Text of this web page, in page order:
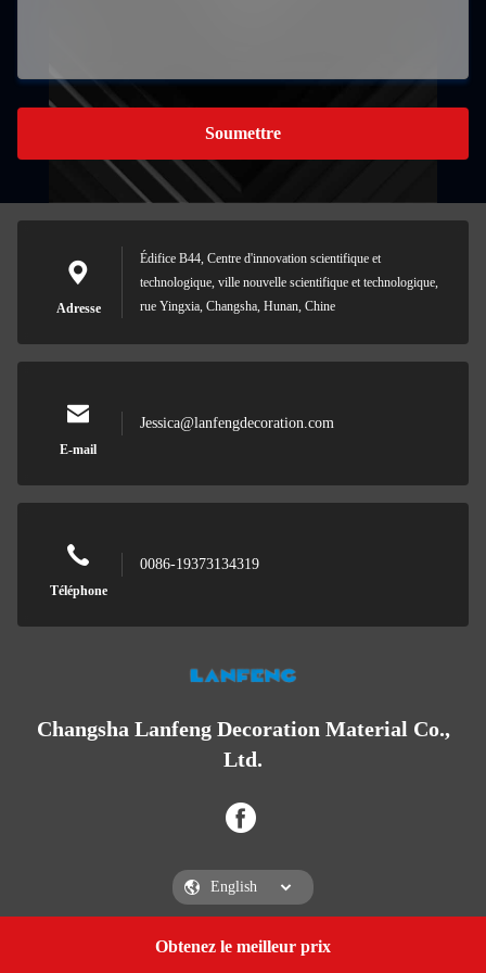
Obtenez le meilleur prix
Soumettre
Adresse
Édifice B44, Centre d'innovation scientifique et
technologique, ville nouvelle scientifique et technologique,
rue Yingxia, Changsha, Hunan, Chine
E-mail
Jessica@lanfengdecoration.com
Téléphone
0086-19373134319
Changsha Lanfeng Decoration Material Co.,
Ltd.
Changsha Lanfeng Decoration Material Co., Ltd.
Get a Quote